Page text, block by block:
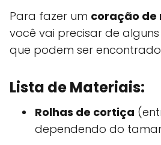
Para fazer um coração de
você vai precisar de
que podem ser
Lista de Materiais:
Rolhas de cortiça
dependendo do